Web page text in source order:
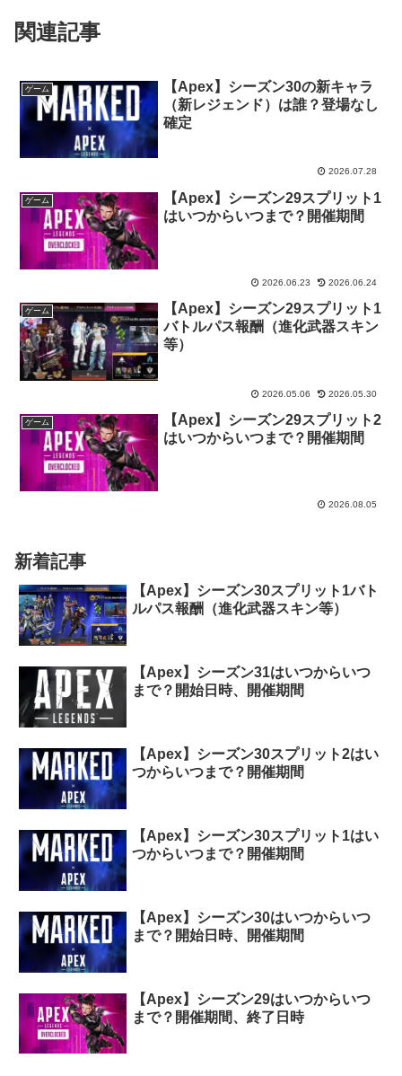
関連記事
ゲーム
【Apex】シーズン30の新キャラ
（新レジェンド）は誰？登場なし
確定
2026.07.28
ゲーム
【Apex】シーズン29スプリット1
はいつからいつまで？開催期間
2026.06.23 2026.06.24
ゲーム
【Apex】シーズン29スプリット1
バトルパス報酬（進化武器スキン
等）
2026.05.06 2026.05.30
ゲーム
【Apex】シーズン29スプリット2
はいつからいつまで？開催期間
2026.08.05
新着記事
【Apex】シーズン30スプリット1バト
ルパス報酬（進化武器スキン等）
【Apex】シーズン31はいつからいつ
まで？開始日時、開催期間
【Apex】シーズン30スプリット2はい
つからいつまで？開催期間
【Apex】シーズン30スプリット1はい
つからいつまで？開催期間
【Apex】シーズン30はいつからいつ
まで？開始日時、開催期間
【Apex】シーズン29はいつからいつ
まで？開催期間、終了日時